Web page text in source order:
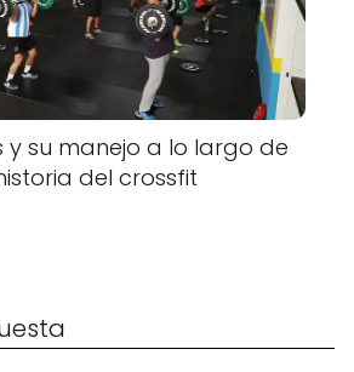
y su manejo a lo largo de
del crossfit